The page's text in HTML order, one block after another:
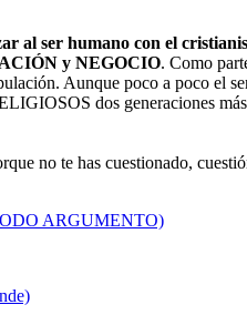
al ser humano con el
y NEGOCIO. Como
Aunque poco a poco el
dos generaciones
no te has cuestionado,
ARGUMENTO)